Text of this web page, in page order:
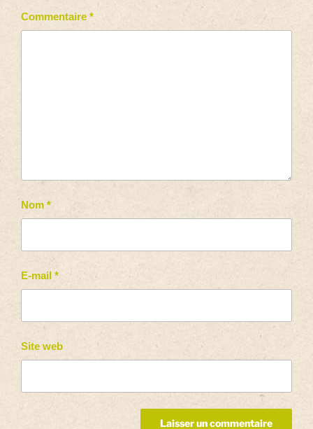
Commentaire *
Nom *
E-mail *
Site web